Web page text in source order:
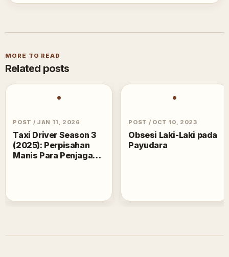
MORE TO READ
Related posts
•
POST / JAN 11, 2026
Taxi Driver Season 3
(2025): Perpisahan
Manis Para Penjaga
•
POST / OCT 10, 2023
Obsesi Laki-Laki pada
Payudara